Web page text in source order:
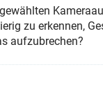
zu erkennen,
aufzubrechen?